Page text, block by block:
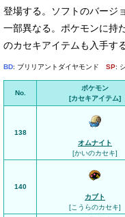
登場する。ソフトのバージ
一部異なる。ポケモンに持
のカセキアイテムも入手す
BD: ブリリアントダイヤモンド SP:
No.
ポケモン
[カセキアイテム]
138
オムナイト
[かいのカセキ]
140
カブト
[こうらのカセキ]